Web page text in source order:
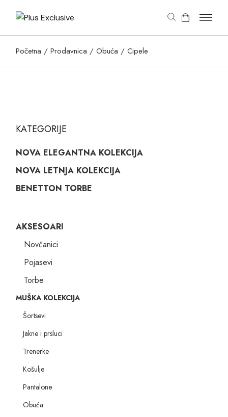
Početna Prodavnica Obuća Cipele
KATEGORIJE
NOVA ELEGANTNA KOLEKCIJA
NOVA LETNJA KOLEKCIJA
BENETTON TORBE
AKSESOARI
Novčanici
Pojasevi
Torbe
MUŠKA KOLEKCIJA
Šortsevi
Jakne i prsluci
Trenerke
Košulje
Pantalone
Obuća